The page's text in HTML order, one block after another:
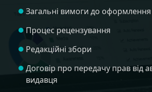
Загальні вимоги до оформлення
Процес рецензування
Редакційні збори
Договір про передачу прав від
видавця